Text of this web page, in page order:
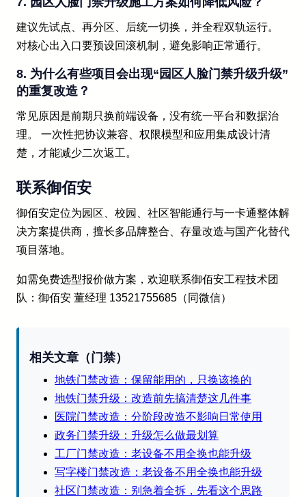
建议先试点、再分区、后统一切换，并全程双轨运行。
对核心出入口要预设回滚机制，避免影响正常通行。
8. 为什么有些项目会出现“园区人脸门禁升级升级”
的重复改造？
常见原因是前期只换前端设备，没有统一平台和数据治
理。 一次性把协议兼容、权限模型和应用集成设计清
楚，才能减少二次返工。
联系御佰安
御佰安定位为园区、校园、社区智能通行与一卡通整体解
决方案提供商，擅长多品牌整合、存量改造与国产化替代
项目落地。
如需免费选型报价做方案，欢迎联系御佰安工程技术团
队：御佰安 董经理 13521755685（同微信）
相关文章（门禁）
地铁门禁改造：保留能用的，只换该换的
地铁门禁升级：改造前先搞清楚这几件事
医院门禁改造：分阶段改造不影响日常使用
政务门禁升级：升级怎么做最划算
工厂门禁改造：老设备不用全换也能升级
写字楼门禁改造：老设备不用全换也能升级
社区门禁改造：别急着全拆，先看这个思路